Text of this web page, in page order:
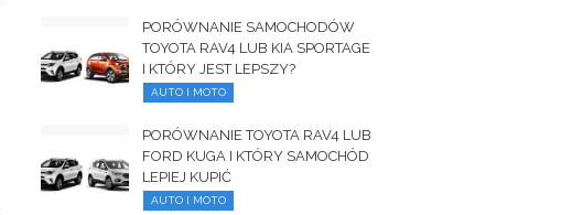
PORÓWNANIE SAMOCHODÓW
TOYOTA RAV4 LUB KIA SPORTAGE
I KTÓRY JEST LEPSZY?
AUTO I MOTO
PORÓWNANIE TOYOTA RAV4 LUB
FORD KUGA I KTÓRY SAMOCHÓD
LEPIEJ KUPIĆ
AUTO I MOTO